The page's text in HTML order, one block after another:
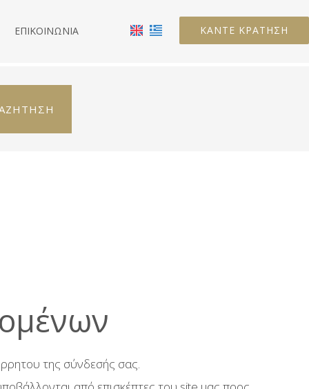
ΚΆΝΤΕ ΚΡΆΤΗΣΗ
ΕΠΙΚΟΙΝΩΝΊΑ
της σύνδεσής σας.